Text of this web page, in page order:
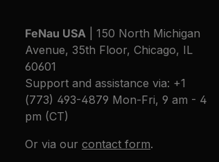
FeNau USA | 150 North Michigan
Avenue, 35th Floor, Chicago, IL
60601
Support and assistance via: +1
(773) 493-4879 Mon-Fri, 9 am - 4
pm (CT)
Or via our contact form.